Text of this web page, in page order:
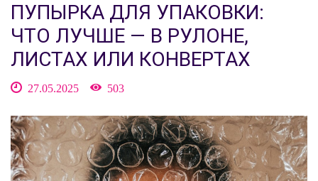
ПУПЫРКА ДЛЯ УПАКОВКИ:
ЧТО ЛУЧШЕ — В РУЛОНЕ,
ЛИСТАХ ИЛИ КОНВЕРТАХ
27.05.2025 503